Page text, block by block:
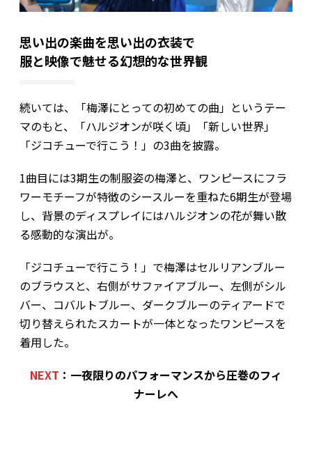
思い出の楽曲を思い出の衣装で
服と映像で魅せる幻想的な世界観
続いては、「梅澤にとっての初めての曲」というテー
マのもと、「ハルジオンが咲く頃」「新しい世界」
「ジコチューで行こう！」の3曲を披露。
1曲目には3期生の制服姿の梅澤と、ワンピースにフラ
ワーモチーフが特徴のシースルーを重ねた6期生が登場
し、背景のディスプレイにはハルジオンの花が舞い散
る感動的な演出が。
「ジコチューで行こう！」で梅澤はセルリアンブルー
のブラウスと、右側がサファイアブルー、左側がシル
バー、コバルトブルー、ダークブルーのティアードで
切り替えられたスカートが一体となったワンピースを
着用した。
NEXT ：一夜限りのパフォーマンスから圧巻のフィ
ナーレへ